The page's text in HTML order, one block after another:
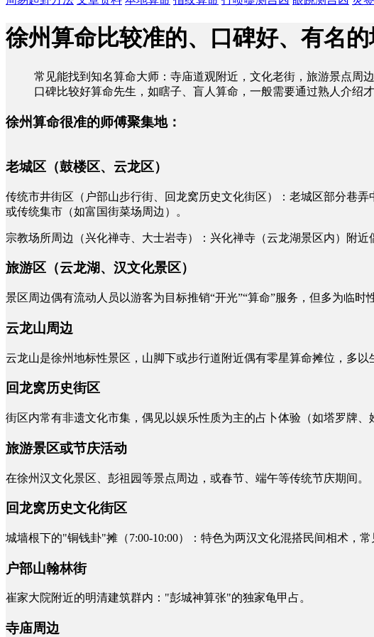
徐州算命比较准的、口碑好、有名
常见能找到知名算命大师：寺庙道观附近，文化老街，旅游景点周边
口碑比较好算命先生，如瞎子、盲人算命，一般需要通过熟人介绍才
徐州算命很准的师傅聚集地：
老城区（鼓楼区、云龙区）
传统市井街区（户部山步行街、回龙窝历史文化街区）：老城区部分巷
或传统集市（如富国街菜场周边）。
宗教场所周边（兴化禅寺、大士岩寺）：兴化禅寺（云龙湖景区内）附近
旅游区（云龙湖、汉文化景区）
景区周边偶有流动人员以游客为目标推销“开光”“算命”服务，但多为临时
云龙山周边
云龙山是徐州地标性景区，山脚下或步行道附近偶有零星算命摊位，多以
回龙窝历史街区
街区内常有非遗文化市集，偶见以娱乐性质为主的占卜体验（如塔罗牌
旅游景区或节庆活动
在徐州汉文化景区、彭祖园等景点周边，或春节、端午等传统节庆期间。
回龙窝历史文化街区
城墙根下的"铜钱卦"摊（7:00-10:00）：特色为两汉文化混搭民间相术，常
户部山翰林街
崔家大院附近的明清建筑群内："彭城神算张"的独家龟甲占。
寺庙周边